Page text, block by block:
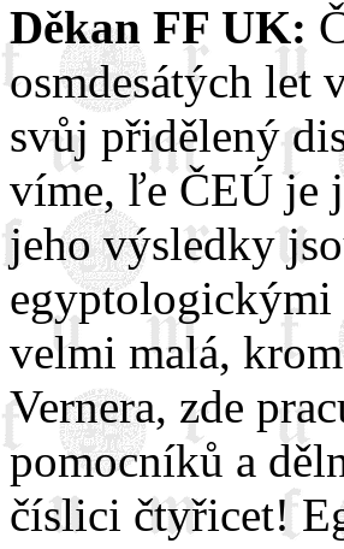
Děkan FF UK:
osmdesátých let
svůj přidělený
víme, ľe ČEÚ je
jeho výsledky
egyptologickými
velmi malá,
Vernera, zde
pomocníků a
číslici čtyřicet!